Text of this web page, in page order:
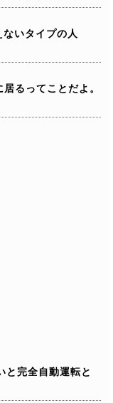
いタイプの人
るってことだよ。
と完全自動運転と